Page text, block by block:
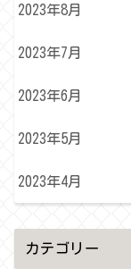
2023年8月
2023年7月
2023年6月
2023年5月
2023年4月
カテゴリー